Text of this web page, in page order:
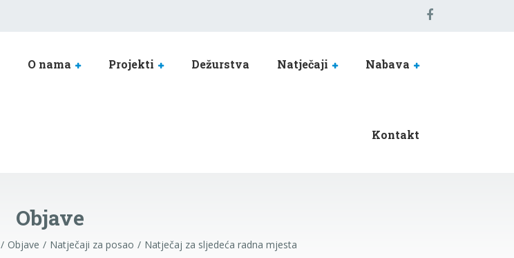
O nama Projekti Dežurstva Natječaji Nabava
Kontakt
Objave
Objave Natječaji za posao Natječaj za sljedeća radna mjesta